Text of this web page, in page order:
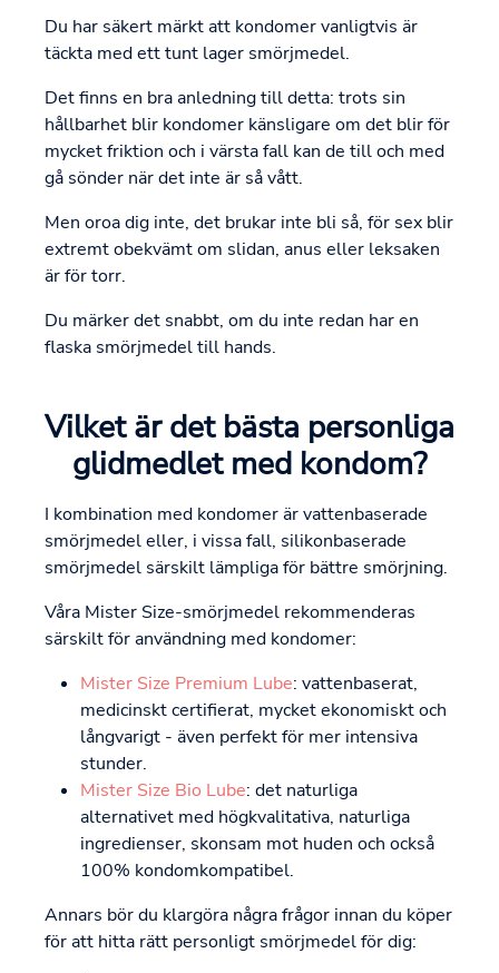
Du har säkert märkt att kondomer vanligtvis är
täckta med ett tunt lager smörjmedel.
Det finns en bra anledning till detta: trots sin
hållbarhet blir kondomer känsligare om det blir för
mycket friktion och i värsta fall kan de till och med
gå sönder när det inte är så vått.
Men oroa dig inte, det brukar inte bli så, för sex blir
extremt obekvämt om slidan, anus eller leksaken
är för torr.
Du märker det snabbt, om du inte redan har en
flaska smörjmedel till hands.
Vilket är det bästa personliga
glidmedlet med kondom?
I kombination med kondomer är vattenbaserade
smörjmedel eller, i vissa fall, silikonbaserade
smörjmedel särskilt lämpliga för bättre smörjning.
Våra Mister Size-smörjmedel rekommenderas
särskilt för användning med kondomer:
Mister Size Premium Lube: vattenbaserat,
medicinskt certifierat, mycket ekonomiskt och
långvarigt - även perfekt för mer intensiva
stunder.
Mister Size Bio Lube: det naturliga
alternativet med högkvalitativa, naturliga
ingredienser, skonsam mot huden och också
100% kondomkompatibel.
Annars bör du klargöra några frågor innan du köper
för att hitta rätt personligt smörjmedel för dig: